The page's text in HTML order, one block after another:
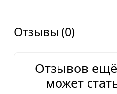
Отзывы (0)
Отзывов
может